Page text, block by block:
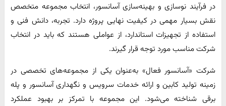
در فرآیند نوسازی و بهینه‌سازی آسانسور، انتخاب مجموعه متخصص
نقش بسیار مهمی در کیفیت نهایی پروژه دارد. تجربه، دانش فنی و
استفاده از تجهیزات استاندارد، از عواملی هستند که باید در انتخاب
شرکت مناسب مورد توجه قرار گیرند.
شرکت «آسانسور فعال» به‌عنوان یکی از مجموعه‌های تخصصی در
زمینه تولید کابین و ارائه خدمات سرویس و نگهداری آسانسور و پله
برقی شناخته می‌شود. این مجموعه با تمرکز بر بهبود عملکرد